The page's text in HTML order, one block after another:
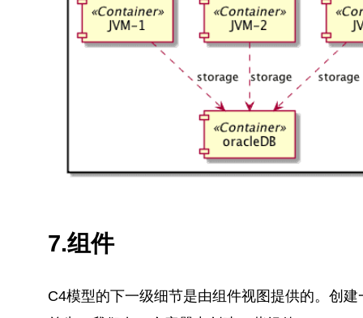
7.组件
C4模型的下一级细节是由组件视图提供的。创